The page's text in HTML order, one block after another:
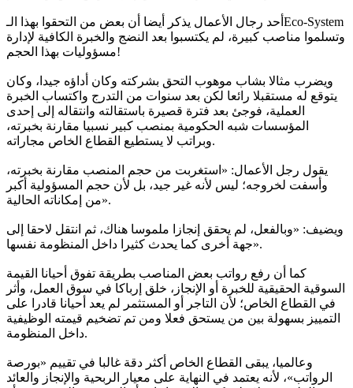
أحد رجال الأعمال يذكر أيضا أن بعض من التحقوا بهذا الـEco-System
وتسلموا مناصب كبيرة، لم يكتسبوا بعد النضج والخبرة الكافية لإدارة
مسؤوليات بهذا الحجم!
ويضرب مثالا بشاب موهوب التحق بشركته وكان أداؤه جيدا، وكان
يتوقع له مستقبلا رائعا لكن بعد سنوات من التدرج واكتساب الخبرة
العملية، فوجئ بعد فترة قصيرة باستقالته وانتقاله إلى إحدى
المؤسسات شبه الحكومية بمنصب كبير نسبيا مقارنة بخبرته،
وبراتب لا يستطيع القطاع الخاص مجاراته.
يقول رجل الأعمال: «استغربت من حجم المنصب مقارنة بخبرته،
وأسفت لخروجه؛ ليس لأنه غير جيد، بل لأن حجم المسؤولية أكبر
من إمكاناته الحالية».
ويضيف: «وبالفعل، لم يحقق إنجازا ملموسا هناك، ثم انتقل لاحقا إلى
جهة أخرى كما يحدث كثيرا داخل المنظومة نفسها».
كما أن رفع رواتب بعض المناصب بطريقة تفوق أحيانا القيمة
السوقية الحقيقية للخبرة أو الإنجاز، خلق إرباكا في سوق العمل، وأثر
في القطاع الخاص؛ لأن التاجر أو المستثمر لم يعد أحيانا قادرا على
التمييز بسهولة بين من يستحق فعلا ومن تم تضخيم قيمته الوظيفية
داخل المنظومة.
وعالميا، يبقى القطاع الخاص أكثر دقة غالبا في تقييم «بورصة
الرواتب»، لأنه يعتمد في النهاية على معيار الربحية والإنجاز والعائد